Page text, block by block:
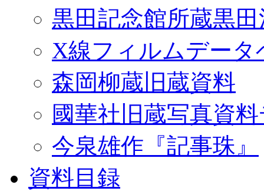
黒田記念館所蔵黒
X線フィルムデータ
森岡柳蔵旧蔵資料
國華社旧蔵写真資
今泉雄作『記事珠』
資料目録